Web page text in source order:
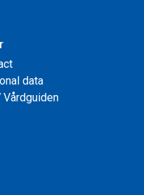
data
Vårdguiden